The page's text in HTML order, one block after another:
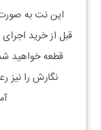
این نت به
قبل از خرید
قطعه خواهید
نگارش را نیز